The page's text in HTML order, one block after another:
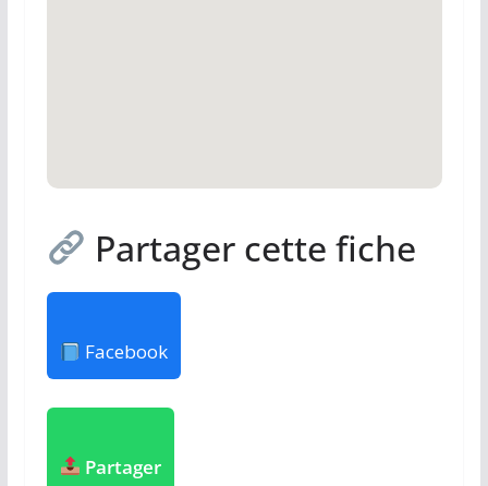
Partager cette fiche
Facebook
Partager